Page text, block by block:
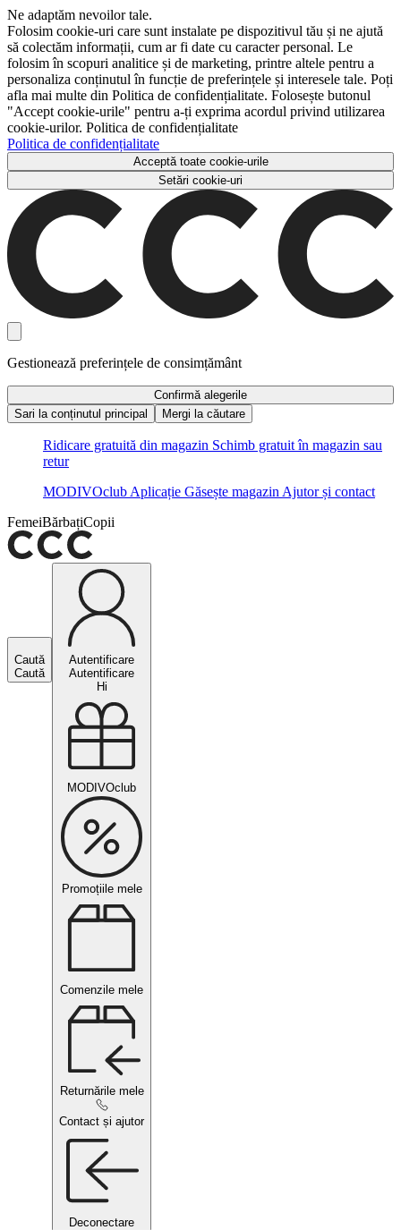
Ne adaptăm nevoilor tale.
Folosim cookie-uri care sunt instalate pe dispozitivul tău și ne ajută
să colectăm informații, cum ar fi date cu caracter personal. Le
folosim în scopuri analitice și de marketing, printre altele pentru a
personaliza conținutul în funcție de preferințele și interesele tale. Poți
afla mai multe din Politica de confidențialitate. Folosește butonul
"Accept cookie-urile" pentru a-ți exprima acordul privind utilizarea
cookie-urilor. Politica de confidențialitate
Politica de confidențialitate
Acceptă toate cookie-urile
Setări cookie-uri
Gestionează preferințele de consimțământ
Confirmă alegerile
Sari la conținutul principal
Mergi la căutare
Ridicare gratuită din magazin Schimb gratuit în magazin sau
retur
MODIVOclub Aplicație Găsește magazin Ajutor și contact
FemeiBărbațiCopii
Caută
Caută
Autentificare
Autentificare
Hi
MODIVOclub
Promoțiile mele
Comenzile mele
Returnările mele
Contact și ajutor
Deconectare